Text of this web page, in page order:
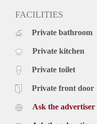
FACILITIES
Private bathroom
Private kitchen
Private toilet
Private front door
Ask the advertiser